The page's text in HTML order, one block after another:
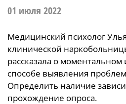
01 июля 2022
Медицинский психолог
клинической
рассказала о моментальном
способе выявления
Определить наличие
прохождение опроса.